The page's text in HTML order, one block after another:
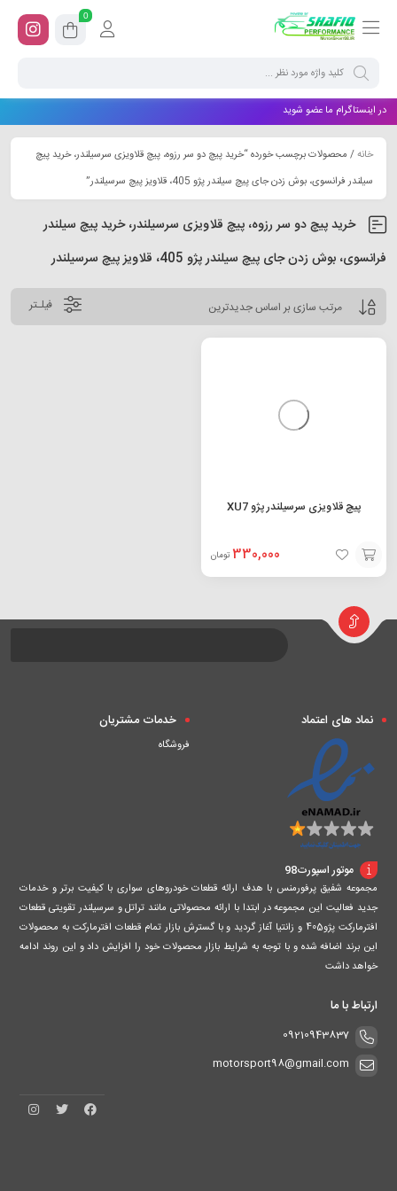
0
در اینستاگرام ما عضو شوید
خانه/ محصولات برچسب خورده “خرید پیچ دو سر رزوه، پیچ قلاویزی سرسیلندر، خرید پیچ
سیلندر فرانسوی، بوش زدن جای پیچ سیلندر پژو 405، قلاویز پیچ سرسیلندر”
خرید پیچ دو سر رزوه، پیچ قلاویزی سرسیلندر، خرید پیچ سیلندر
فرانسوی، بوش زدن جای پیچ سیلندر پژو 405، قلاویز پیچ سرسیلندر
فیلـتر
پیچ قلاویزی سرسیلندر پژو XU7
330,000 تومان
افزودن
به
سبد
نماد های اعتماد خدمات مشتریان
فروشگاه
موتور اسپورت98
مجموعه شفیق پرفورمنس با هدف ارائه قطعات خودروهای سواری با کیفیت برتر و خدمات
جدید فعالیت این مجموعه در ابتدا با ارائه محصولاتی مانند تراتل و سرسیلندر تقویتی قطعات
افترمارکت پژو405 و زانتیا آغاز گردید و با گسترش بازار تمام قطعات افترمارکت به محصولات
این برند اضافه شده و با توجه به شرایط بازار محصولات خود را افزایش داد و این روند ادامه
خواهد داشت
ارتباط با ما
09210943837
motorsport98@gmail.com